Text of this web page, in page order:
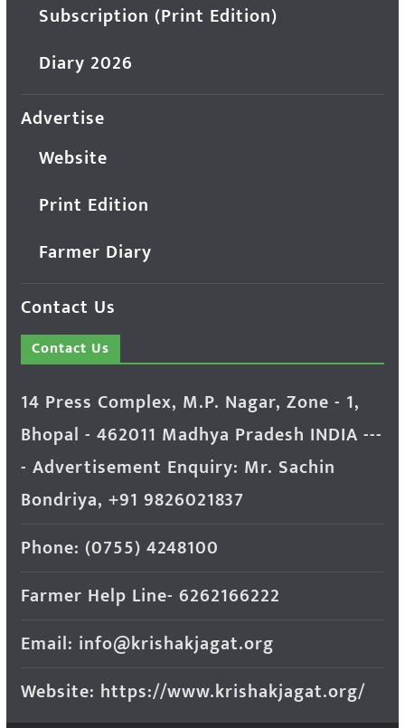
Subscription (Print Edition)
Diary 2026
Advertise
Website
Print Edition
Farmer Diary
Contact Us
Contact Us
14 Press Complex, M.P. Nagar, Zone - 1,
Bhopal - 462011 Madhya Pradesh INDIA ---
- Advertisement Enquiry: Mr. Sachin
Bondriya, +91 9826021837
Phone: (0755) 4248100
Farmer Help Line- 6262166222
Email: info@krishakjagat.org
Website: https://www.krishakjagat.org/